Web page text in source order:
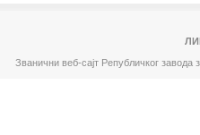
Званични веб-сајт Републичког